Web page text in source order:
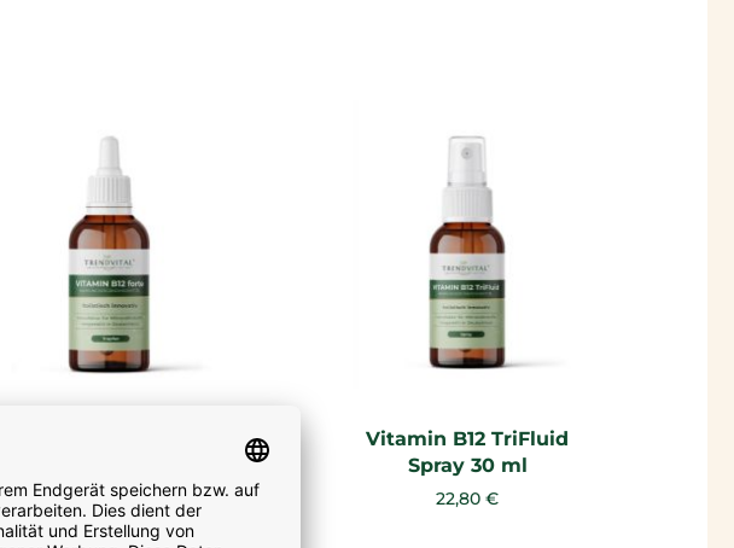
32,80 €
Vitamin B12 TriFluid
Spray 30 ml
22,80 €